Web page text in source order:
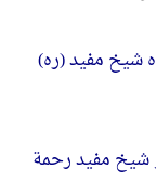
شیخ مفید (ره)
مفید رحمة